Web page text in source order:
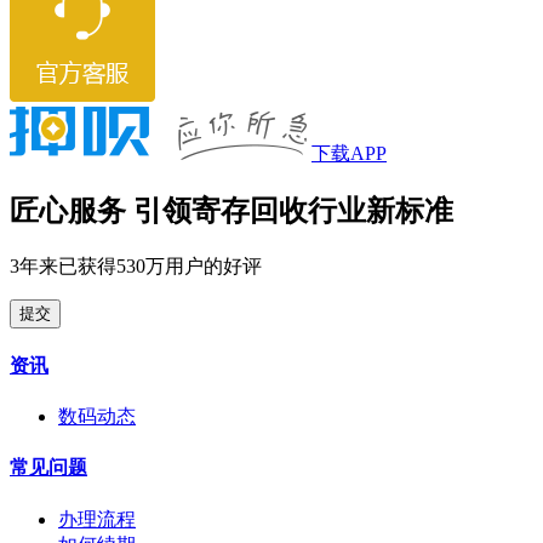
下载APP
匠心服务 引领寄存回收行业新标准
3年来已获得530万用户的好评
提交
资讯
数码动态
常见问题
办理流程